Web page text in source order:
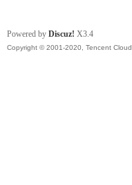
Powered by Discuz! X3.4
Copyright © 2001-2020, Tencent Cloud.